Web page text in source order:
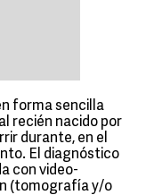
forma sencilla
recién nacido por
durante, en el
El diagnóstico
con video-
(tomografía y/o